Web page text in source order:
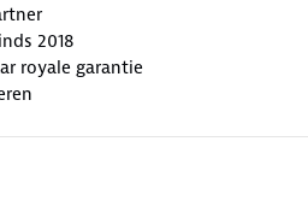
2018
royale garantie